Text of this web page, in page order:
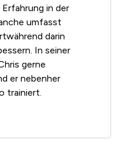
Erfahrung in der
umfasst
darin
In seiner
gerne
er nebenher
trainiert.